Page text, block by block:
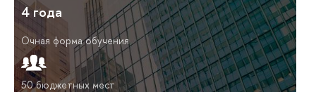
4 года
Очная форма обучения
50 бюджетных мест